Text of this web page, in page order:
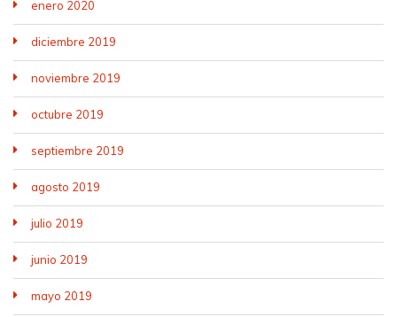
enero 2020
diciembre 2019
noviembre 2019
octubre 2019
septiembre 2019
agosto 2019
julio 2019
junio 2019
mayo 2019